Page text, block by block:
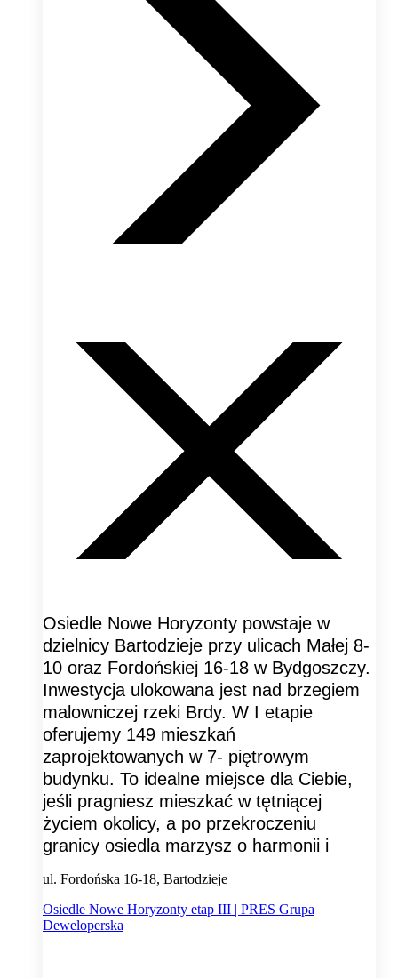
Osiedle Nowe Horyzonty powstaje w
dzielnicy Bartodzieje przy ulicach Małej 8-
10 oraz Fordońskiej 16-18 w Bydgoszczy.
Inwestycja ulokowana jest nad brzegiem
malowniczej rzeki Brdy. W I etapie
oferujemy 149 mieszkań
zaprojektowanych w 7- piętrowym
budynku. To idealne miejsce dla Ciebie,
jeśli pragniesz mieszkać w tętniącej
życiem okolicy, a po przekroczeniu
granicy osiedla marzysz o harmonii i
ul. Fordońska 16-18, Bartodzieje
Osiedle Nowe Horyzonty etap III | PRES Grupa
Deweloperska